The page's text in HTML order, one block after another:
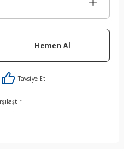
Hemen Al
Tavsiye Et